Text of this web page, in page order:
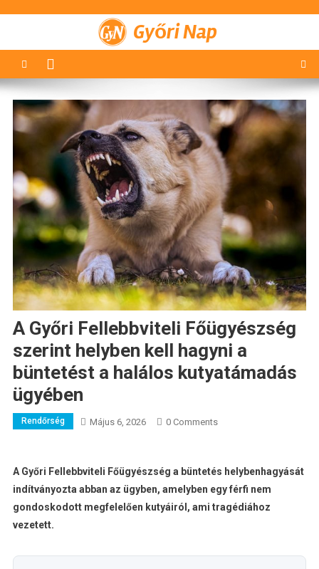
Győri Nap
A Győri Fellebbviteli Főügyészség
szerint helyben kell hagyni a
büntetést a halálos kutyatámadás
ügyében
Rendőrség Május 6, 2026 0 Comments
A Győri Fellebbviteli Főügyészség a büntetés helybenhagyását
indítványozta abban az ügyben, amelyben egy férfi nem
gondoskodott megfelelően kutyáiról, ami tragédiához
vezetett.